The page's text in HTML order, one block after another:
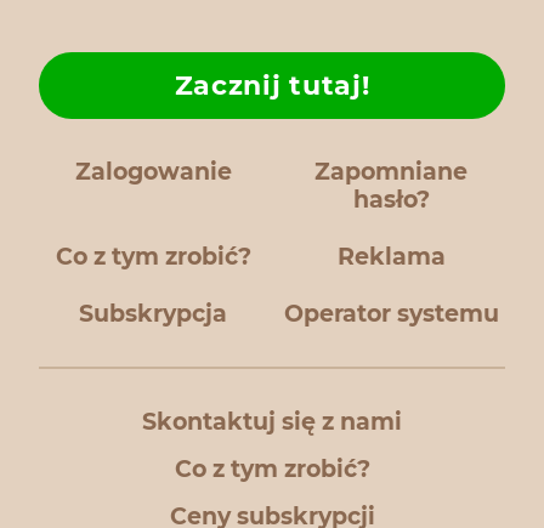
Zalogowanie
Zapomniane
hasło?
Co z tym zrobić?
Zacznij tutaj!
Reklama
Subskrypcja Operator systemu
Skontaktuj się z nami
Co z tym zrobić?
Ceny subskrypcji